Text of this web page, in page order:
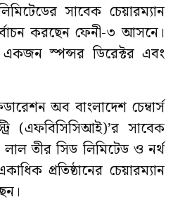
সাবেক চেয়ারম্যান
করছেন ফেনী-৩ আসনে।
একজন স্পন্সর ডিরেক্টর এবং
অব বাংলাদেশ চেম্বার্স
(এফবিসিসিআই)’র সাবেক
লাল তীর সিড লিমিটেড ও নর্থ
প্রতিষ্ঠানের চেয়ারম্যান